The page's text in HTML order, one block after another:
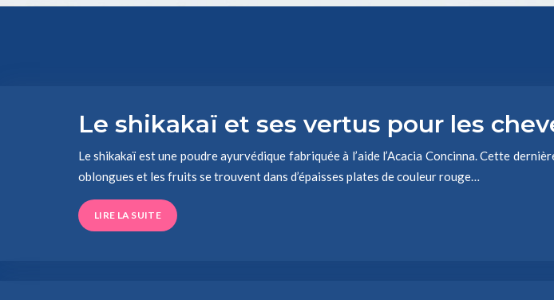
Le shikakaï et ses vertus pour les
Le shikakaï est une poudre ayurvédique fabriquée à l’aide l’Acacia Concinna. Cette
oblongues et les fruits se trouvent dans d’épaisses plates de couleur rouge…
LIRE LA SUITE